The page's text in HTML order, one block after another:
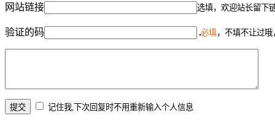
网站链接 选填，欢迎站长留下
验证的码 必填，不填不让过
记住我,下次回复时不用重新输入个人信息